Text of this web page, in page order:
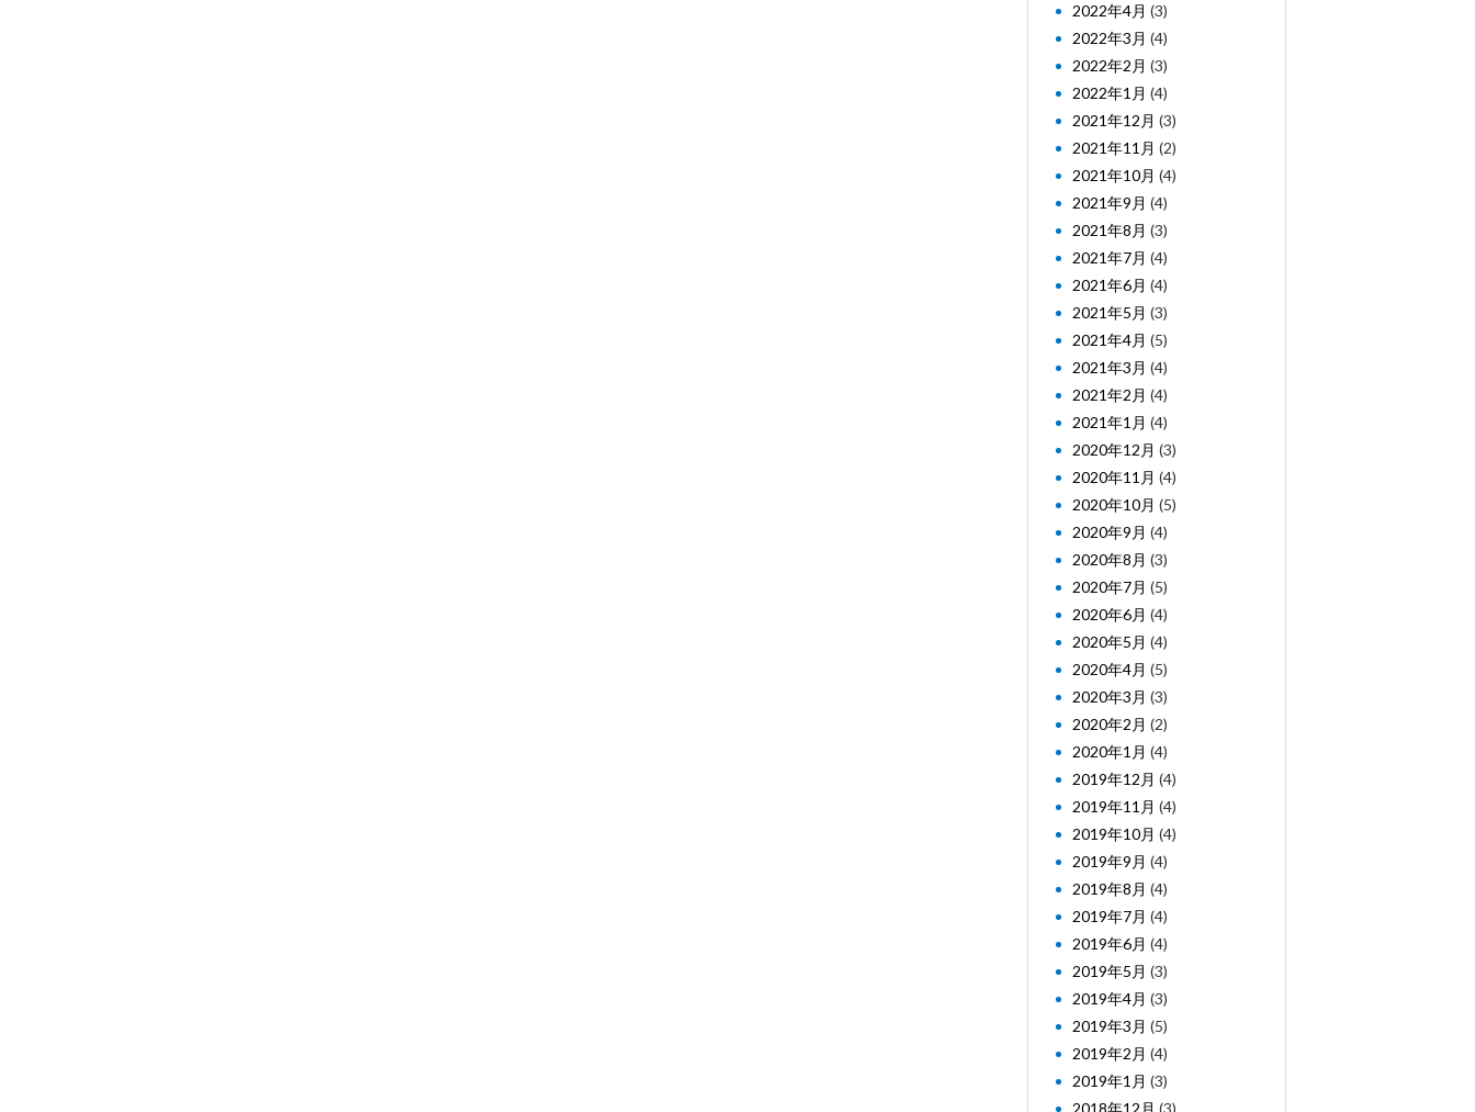
2022年4月 (3)
2022年3月 (4)
2022年2月 (3)
2022年1月 (4)
2021年12月 (3)
2021年11月 (2)
2021年10月 (4)
2021年9月 (4)
2021年8月 (3)
2021年7月 (4)
2021年6月 (4)
2021年5月 (3)
2021年4月 (5)
2021年3月 (4)
2021年2月 (4)
2021年1月 (4)
2020年12月 (3)
2020年11月 (4)
2020年10月 (5)
2020年9月 (4)
2020年8月 (3)
2020年7月 (5)
2020年6月 (4)
2020年5月 (4)
2020年4月 (5)
2020年3月 (3)
2020年2月 (2)
2020年1月 (4)
2019年12月 (4)
2019年11月 (4)
2019年10月 (4)
2019年9月 (4)
2019年8月 (4)
2019年7月 (4)
2019年6月 (4)
2019年5月 (3)
2019年4月 (3)
2019年3月 (5)
2019年2月 (4)
2019年1月 (3)
2018年12月 (3)